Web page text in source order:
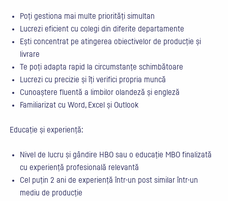
Poți gestiona mai multe priorități simultan
Lucrezi eficient cu colegi din diferite departamente
Ești concentrat pe atingerea obiectivelor de producție și
livrare
Te poți adapta rapid la circumstanțe schimbătoare
Lucrezi cu precizie și îți verifici propria muncă
Cunoaștere fluentă a limbilor olandeză și engleză
Familiarizat cu Word, Excel și Outlook
Educație și experiență:
Nivel de lucru și gândire HBO sau o educație MBO finalizată
cu experiență profesională relevantă
Cel puțin 2 ani de experiență într-un post similar într-un
mediu de producție